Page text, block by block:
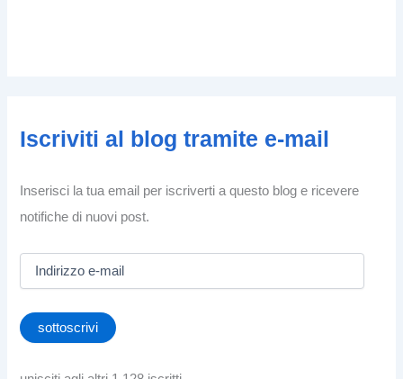
Iscriviti al blog tramite e-mail
Inserisci la tua email per iscriverti a questo blog e ricevere
notifiche di nuovi post.
i
r
sottoscrivi